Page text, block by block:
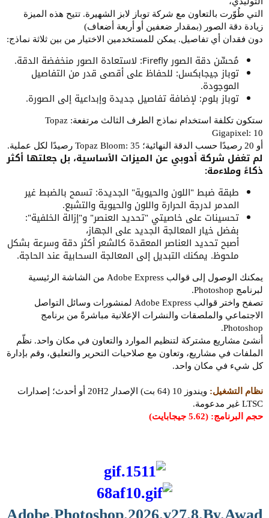
التي طُوّرت بالتعاون مع شركة توباز لابز الشهيرة. تتيح هذه الميزة
زيادة دقة الصور (بمقدار ضعفين أو أربعة أضعاف)
دون فقدان أي تفاصيل. يمكن للمستخدمين الاختيار من بين ثلاثة نماذج:
مُحسِّن دقة الصور Firefly: لاستعادة الصور منخفضة الدقة.
توباز جيجابكسل: للحفاظ على أقصى قدر من التفاصيل
الموجودة.
توباز بلوم: لإضافة تفاصيل جديدة وإبداعية إلى الصورة.
ستكون تكلفة استخدام نماذج الطرف الثالث مرتفعة: Topaz
Gigapixel: 10
أو 20 رصيدًا حسب الدقة النهائية؛ Topaz Bloom: 35 رصيدًا لكل عملية.
لم تغفل شركة أدوبي عن الميزات الأساسية، بل جعلتها أكثر
ذكاءً وملاءمة:
طبقة ضبط "اللون والحيوية" الجديدة: تسمح بالضبط غير
المدمر لدرجة الحرارة واللون والحيوية والتشبع.
تحسينات على خاصيتي "تحديد العنصر" و"إزالة الخلفية":
بفضل خيار المعالجة الجديد على الجهاز،
أصبح تحديد العناصر المعقدة كالشعر أكثر دقة وسرعة بشكل
ملحوظ. يمكنك التبديل إلى المعالجة السحابية عند الحاجة.
يمكنك الوصول إلى قوالب Adobe Express من الشاشة الرئيسية
لبرنامج Photoshop.
تصفح واختر قوالب Adobe Express لمنشورات وسائل التواصل
الاجتماعي والملصقات والنشرات الإعلانية مباشرةً من برنامج
Photoshop.
أنشئ مشاريع مشتركة لتنظيم الموارد والتعاون في مكان واحد. نظّم
الملفات في مشاريع، وتعاون مع صلاحيات التحرير والتعليق، وقم بإدارة
كل شيء في مكان واحد.
نظام التشغيل:
ويندوز 10 (64 بت) الإصدار 20H2 أو أحدث؛ إصدارات
LTSC غير مدعومة.
حجم البرنامج: (5.62 جيجابايت)